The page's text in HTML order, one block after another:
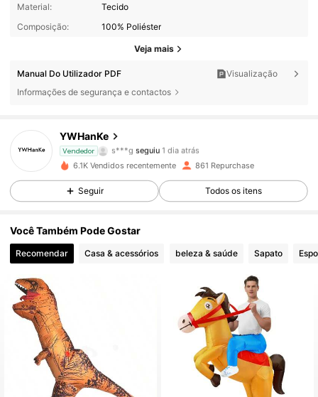
Material:
Tecido
Composição:
100% Poliéster
Veja mais
Manual Do Utilizador PDF
Visualização
Informações de segurança e contactos
YWHanKe
Vendedor
4,87 1.7K Seguidores
s***g seguiu 1 dia atrás
4,87
1.7K Seguidores
1.7K Seguidores
4,87 1.7K Seguidores
4,87
6.1K Vendidos recentemente 861 Repurchase
Seguir Todos os itens
Você Também Pode Gostar
Recomendar Casa & acessórios beleza & saúde Sapato